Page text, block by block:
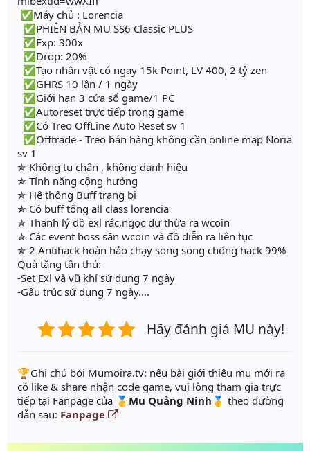
✅Máy chủ : Lorencia
✅PHIÊN BẢN MU SS6 Classic PLUS
✅Exp: 300x
✅Drop: 20%
✅Tạo nhân vật có ngay 15k Point, LV 400, 2 tỷ zen
✅GHRS 10 lần / 1 ngày
✅Giới hạn 3 cửa sổ game/1 PC
✅Autoreset trực tiếp trong game
✅Có Treo OffLine Auto Reset sv 1
✅Offtrade - Treo bán hàng không cần online map Noria
sv 1
✯ Không tu chân , không danh hiệu
✯ Tính năng cộng hưởng
✯ Hệ thống Buff trang bị
✯ Có buff tổng all class lorencia
✯ Thanh lý đồ exl rác,ngọc dư thừa ra wcoin
✯ Các event boss săn wcoin và đồ diễn ra liên tục
✯ 2 Antihack hoàn hảo chạy song song chống hack 99%
Quà tặng tân thủ:
-Set Exl và vũ khí sử dụng 7 ngày
-Gấu trúc sử dụng 7 ngày….
Hãy đánh giá MU này!
️🏆Ghi chú bởi Mumoira.tv: nếu bài giới thiệu mu mới ra
có like & share nhận code game, vui lòng tham gia trực
tiếp tại Fanpage của 🥇Mu Quảng Ninh🥇 theo đường
dẫn sau: Fanpage